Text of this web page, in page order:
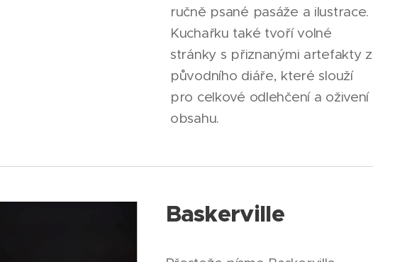
ručně psané pasáže a ilustrace.
Kuchařku také tvoří volné
stránky s přiznanými artefakty z
původního diáře, které slouží
pro celkové odlehčení a oživení
obsahu.
Baskerville